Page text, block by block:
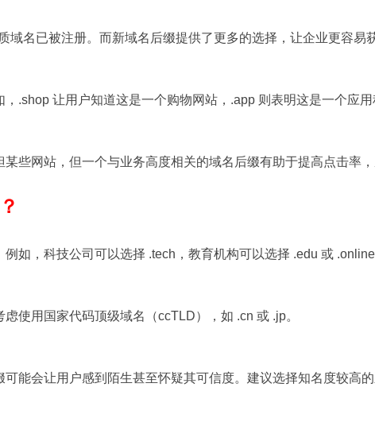
域名已被注册。而新域名后缀提供了更多的选择，让企业更容易
.shop 让用户知道这是一个购物网站，.app 则表明这是一个应用
些网站，但一个与业务高度相关的域名后缀有助于提高点击率，
如，科技公司可以选择 .tech，教育机构可以选择 .edu 或 .online
使用国家代码顶级域名（ccTLD），如 .cn 或 .jp。
能会让用户感到陌生甚至怀疑其可信度。建议选择知名度较高